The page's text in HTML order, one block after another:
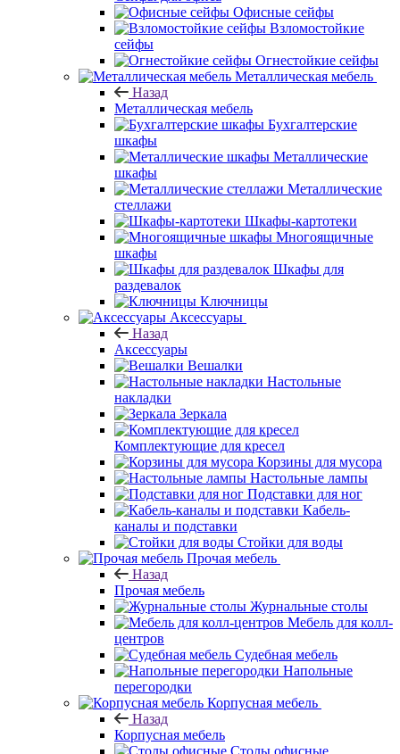
Офисные сейфы
Взломостойкие
сейфы
Огнестойкие сейфы
Металлическая мебель
Назад
Металлическая мебель
Бухгалтерские
шкафы
Металлические
шкафы
Металлические
стеллажи
Шкафы-картотеки
Многоящичные
шкафы
Шкафы для
раздевалок
Ключницы
Аксессуары
Назад
Аксессуары
Вешалки
Настольные
накладки
Зеркала
Комплектующие для кресел
Корзины для мусора
Настольные лампы
Подставки для ног
Кабель-
каналы и подставки
Стойки для воды
Прочая мебель
Назад
Прочая мебель
Журнальные столы
Мебель для колл-
центров
Судебная мебель
Напольные
перегородки
Корпусная мебель
Назад
Корпусная мебель
Столы офисные